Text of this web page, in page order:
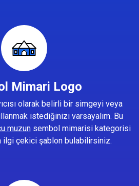
Mimari Logo
olarak belirli bir simgeyi veya
istediğinizi varsayalım. Bu
muzunsembol mimarisi kategorisi
ilgi çekici şablon bulabilirsiniz.